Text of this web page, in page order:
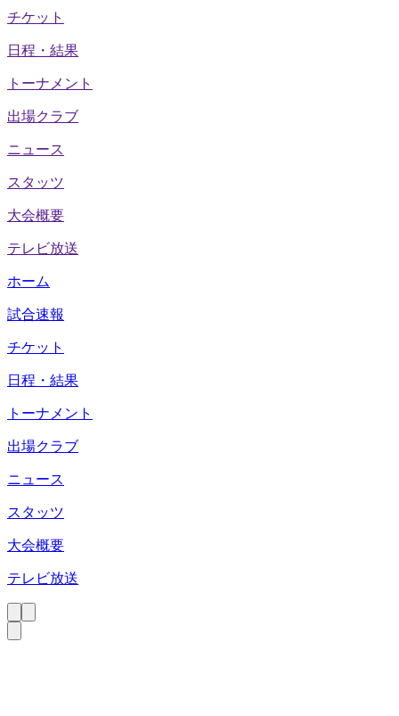
チケット
日程・結果
トーナメント
出場クラブ
ニュース
スタッツ
大会概要
テレビ放送
ホーム
試合速報
チケット
日程・結果
トーナメント
出場クラブ
ニュース
スタッツ
大会概要
テレビ放送